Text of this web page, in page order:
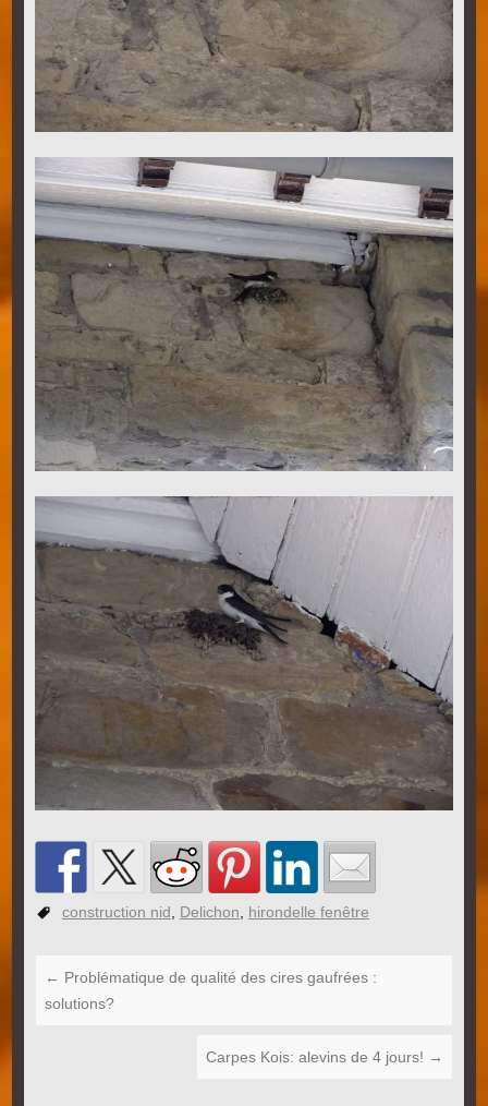
construction nid Delichon hirondelle fenêtre
← Problématique de qualité des cires gaufrées :
solutions?
Carpes Kois: alevins de 4 jours! →